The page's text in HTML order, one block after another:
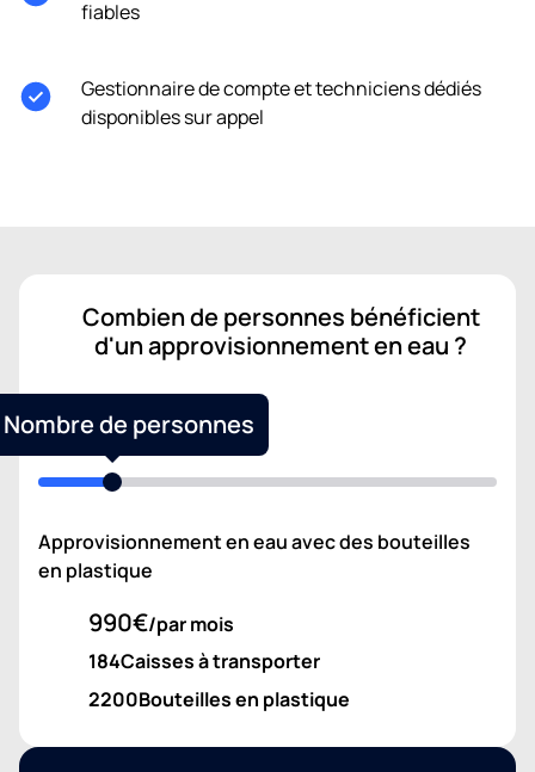
fiables
Gestionnaire de compte et techniciens dédiés
disponibles sur appel
Combien de personnes bénéficient
d'un approvisionnement en eau ?
Nombre de personnes
Approvisionnement en eau avec des bouteilles
en plastique
990€/par mois
184Caisses à transporter
2200Bouteilles en plastique